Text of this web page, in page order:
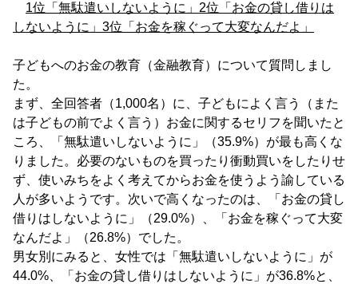
1位「無駄遣いしないように」2位「お金の貸し借りは
しないように」3位「お金を稼ぐって大変なんだよ」
子どもへのお金の教育（金融教育）について質問しまし
た。
まず、全回答者（1,000名）に、子どもによく言う（また
は子どもの前でよく言う）お金に関するセリフを聞いたと
ころ、「無駄遣いしないように」（35.9%）が最も高くな
りました。必要のないものを買ったり衝動買いをしたりせ
ず、使いみちをよく考えてからお金を使うよう諭している
人が多いようです。次いで高くなったのは、「お金の貸し
借りはしないように」（29.0%）、「お金を稼ぐって大変
なんだよ」（26.8%）でした。
男女別にみると、女性では「無駄遣いしないように」が
44.0%、「お金の貸し借りはしないように」が36.8%と、